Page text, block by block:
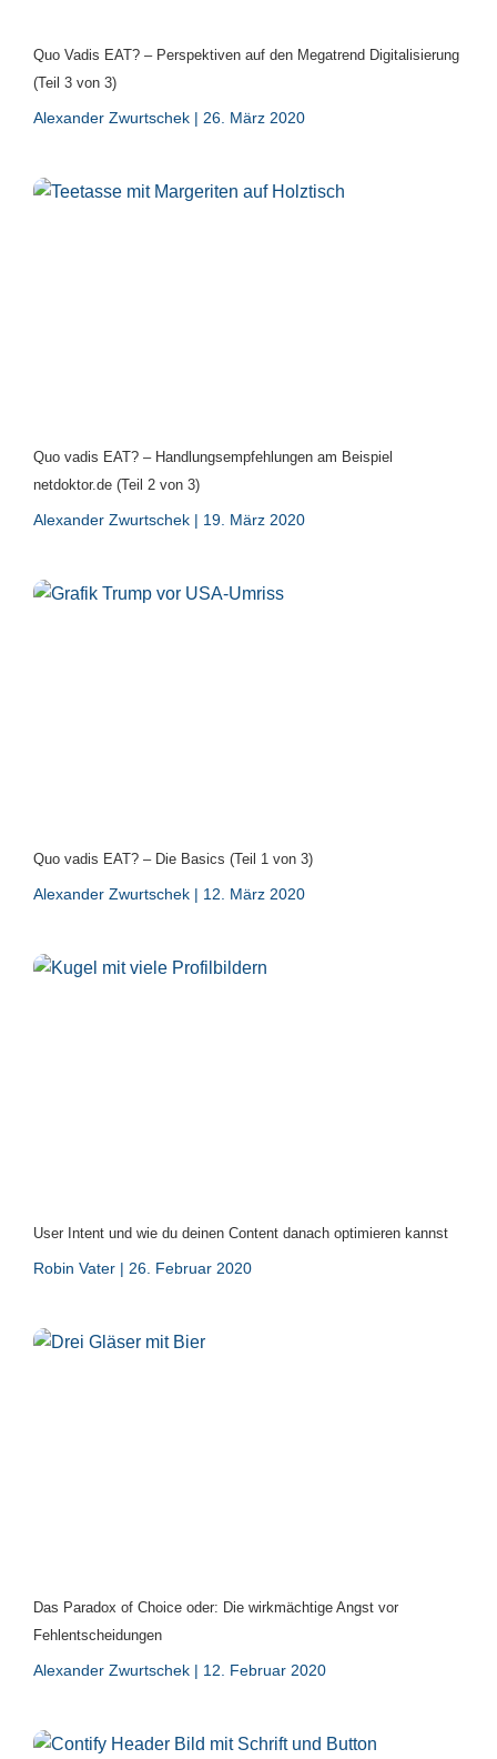
Quo Vadis EAT? – Perspektiven auf den Megatrend Digitalisierung
(Teil 3 von 3)
Alexander Zwurtschek 26. März 2020
Quo vadis EAT? – Handlungsempfehlungen am Beispiel
netdoktor.de (Teil 2 von 3)
Alexander Zwurtschek 19. März 2020
Quo vadis EAT? – Die Basics (Teil 1 von 3)
Alexander Zwurtschek 12. März 2020
User Intent und wie du deinen Content danach optimieren kannst
Robin Vater 26. Februar 2020
Das Paradox of Choice oder: Die wirkmächtige Angst vor
Fehlentscheidungen
Alexander Zwurtschek 12. Februar 2020